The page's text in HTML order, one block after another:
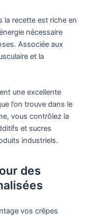
la recette est riche en
nécessaire
Associée aux
et la
une excellente
l’on trouve dans le
vous contrôlez la
et sucres
industriels.
des
vos crêpes